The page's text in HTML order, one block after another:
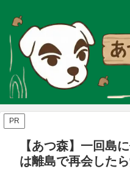
PR
【あつ森】一回島
は離島で再会した